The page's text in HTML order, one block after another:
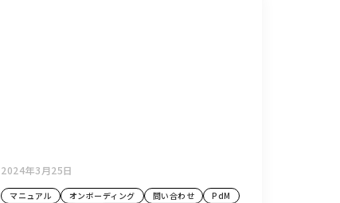
2024年3月25日
マニュアル オンボーディング 問い合わせ
PdM